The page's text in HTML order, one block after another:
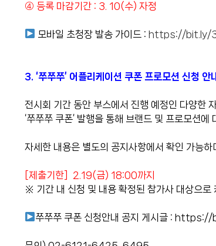
④ 등록 마감기간 : 3. 10(수) 자정
모바일 초청장 발송 가이드 :https://bit.ly/
3. ‘쭈쭈쭈’ 어플리케이션 쿠폰 프로모션 신청 안
전시회 기간 동안 부스에서 진행 예정인 다양한
‘쭈쭈쭈 쿠폰’ 발행을 통해 브랜드 및 프로모션
자세한 내용은 별도의 공지사항에서 확인 가능하
[제출기한] 2.19(금) 18:00까지
※ 기간 내 신청 및 내용 확정된 참가사 대상으로
쭈쭈쭈 쿠폰 신청안내 공지 게시글 :https://